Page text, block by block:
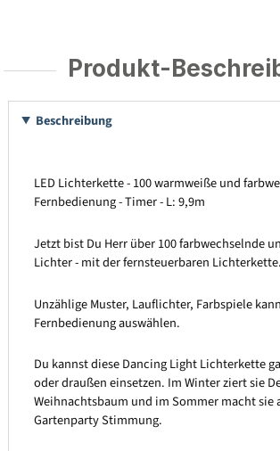
Produkt-
Beschreibung
LED Lichterkette - 100 warmweiße und
Fernbedienung - Timer - L: 9,9m
Jetzt bist Du Herr über 100 farbwechselnde
Lichter - mit der fernsteuerbaren Lichterkette.
Unzählige Muster, Lauflichter, Farbspiele
Fernbedienung auswählen.
Du kannst diese Dancing Light Lichterkette
oder draußen einsetzen. Im Winter ziert sie
Weihnachtsbaum und im Sommer macht sie
Gartenparty Stimmung.